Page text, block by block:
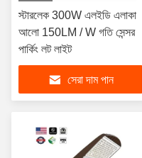
স্টারলেক 300W এলইডি এলাকা
আলো 150LM / W গতি সেন্সর
পার্কিং লট লাইট
সেরা দাম পান